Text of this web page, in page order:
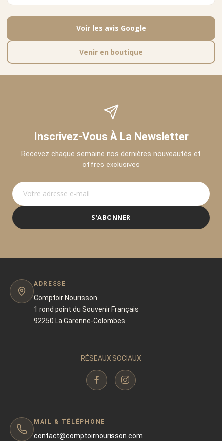
Voir les avis Google
Venir en boutique
Inscrivez-Vous À La Newsletter
Recevez chaque semaine nos dernières nouveautés et
offres exclusives
S’ABONNER
ADRESSE
Comptoir Nourisson
1 rond point du Souvenir Français
92250 La Garenne-Colombes
RÉSEAUX SOCIAUX
MAIL & TÉLÉPHONE
contact@comptoirnourisson.com